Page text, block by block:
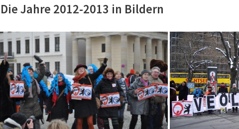
Die Jahre 2012-2013 in Bildern